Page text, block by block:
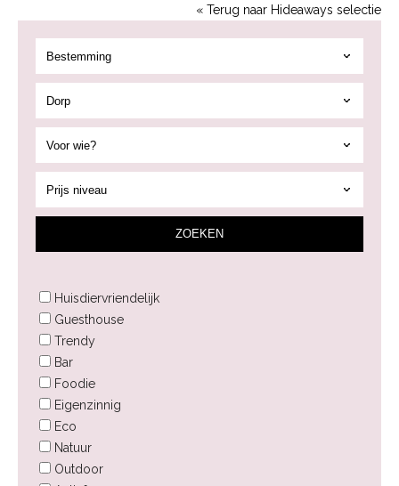
« Terug naar Hideaways selectie
ZOEKEN
Huisdiervriendelijk
Guesthouse
Trendy
Bar
Foodie
Eigenzinnig
Eco
Natuur
Outdoor